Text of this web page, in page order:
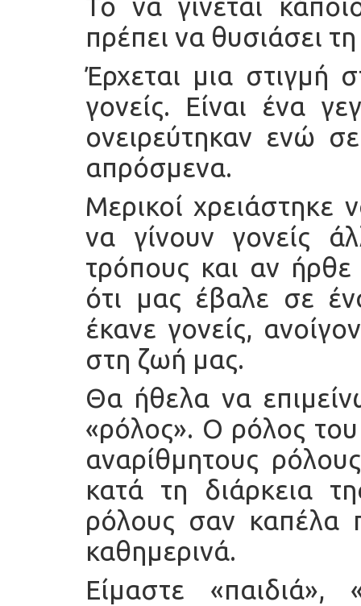
Το να γίνεται
πρέπει να θυσιάσει
Έρχεται μια στιγμή
γονείς. Είναι ένα
ονειρεύτηκαν ενώ
απρόσμενα.
Μερικοί χρειάστηκε
να γίνουν γονείς
τρόπους και αν ήρθε
ότι μας έβαλε σε
έκανε γονείς,
στη ζωή μας.
Θα ήθελα να
«ρόλος». Ο ρόλος του
αναρίθμητους
κατά τη διάρκεια
ρόλους σαν καπέλα
καθημερινά.
Είμαστε «παιδιά»,